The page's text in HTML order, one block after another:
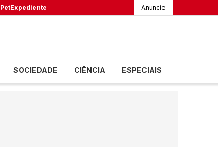
PetExpediente Anuncie
SOCIEDADE CIÊNCIA ESPECIAIS